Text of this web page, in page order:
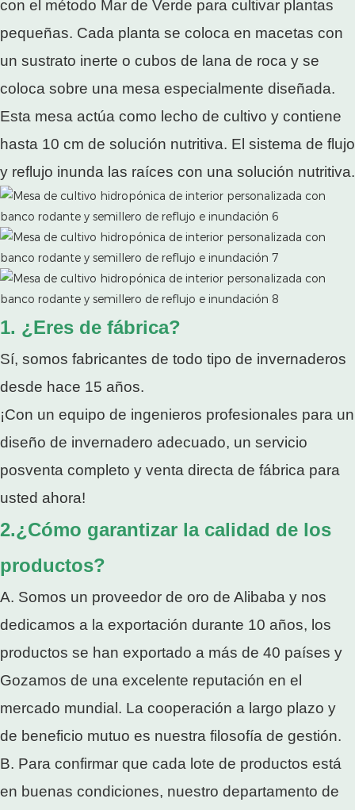
con el método Mar de Verde para cultivar plantas
pequeñas. Cada planta se coloca en macetas con
un sustrato inerte o cubos de lana de roca y se
coloca sobre una mesa especialmente diseñada.
Esta mesa actúa como lecho de cultivo y contiene
hasta 10 cm de solución nutritiva. El sistema de flujo
y reflujo inunda las raíces con una solución nutritiva.
1. ¿Eres de fábrica?
Sí, somos fabricantes de todo tipo de invernaderos
desde hace 15 años.
¡Con un equipo de ingenieros profesionales para un
diseño de invernadero adecuado, un servicio
posventa completo y venta directa de fábrica para
usted ahora!
2.¿Cómo garantizar la calidad de los
productos?
A. Somos un proveedor de oro de Alibaba y nos
dedicamos a la exportación durante 10 años, los
productos se han exportado a más de 40 países y
Gozamos de una excelente reputación en el
mercado mundial. La cooperación a largo plazo y
de beneficio mutuo es nuestra filosofía de gestión.
B. Para confirmar que cada lote de productos está
en buenas condiciones, nuestro departamento de